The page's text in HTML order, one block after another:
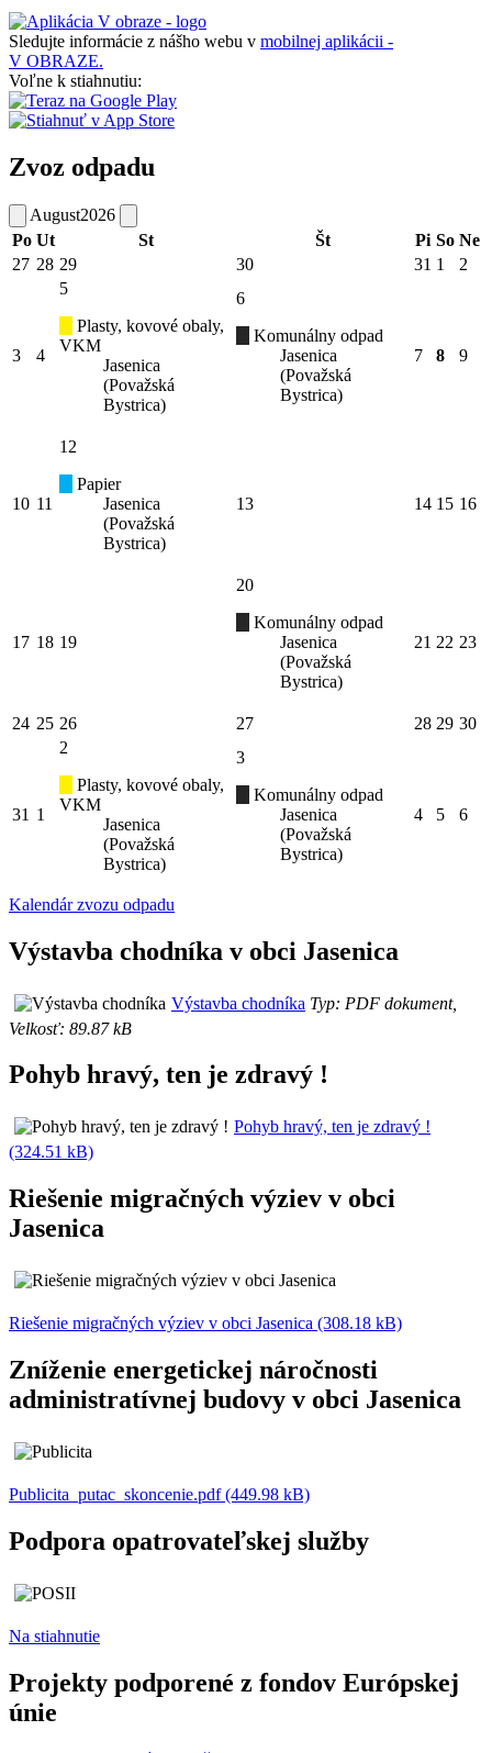
Sledujte informácie z nášho webu v mobilnej aplikácii -
V OBRAZE.
Voľne k stiahnutiu:
Zvoz odpadu
August2026
Po Ut St Št Pi So Ne
27 28 29 30 31 1 2
3 4
5
Plasty, kovové obaly,
VKM
Jasenica
(Považská
Bystrica)
6
Komunálny odpad
Jasenica
(Považská
Bystrica)
7 8 9
10 11
12
Papier
Jasenica
(Považská
Bystrica)
13 14 15 16
17 18 19
20
Komunálny odpad
Jasenica
(Považská
Bystrica)
21 22 23
24 25 26 27 28 29 30
31 1
2
Plasty, kovové obaly,
VKM
Jasenica
(Považská
Bystrica)
3
Komunálny odpad
Jasenica
(Považská
Bystrica)
4 5 6
Kalendár zvozu odpadu
Výstavba chodníka v obci Jasenica
Výstavba chodníka Typ: PDF dokument,
Velkosť: 89.87 kB
Pohyb hravý, ten je zdravý !
Pohyb hravý, ten je zdravý !
(324.51 kB)
Riešenie migračných výziev v obci
Jasenica
Riešenie migračných výziev v obci Jasenica (308.18 kB)
Zníženie energetickej náročnosti
administratívnej budovy v obci Jasenica
Publicita_putac_skoncenie.pdf (449.98 kB)
Podpora opatrovateľskej služby
Na stiahnutie
Projekty podporené z fondov Európskej
únie